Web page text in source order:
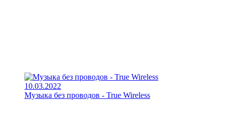
10.03.2022
Музыка без проводов - True Wireless